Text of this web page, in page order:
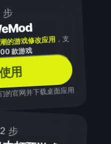
步
的游戏修改应用 ，支
款游戏
用
的官网并下载桌面应用
步